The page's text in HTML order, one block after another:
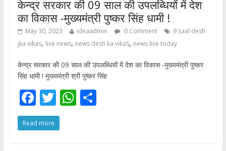
केन्द्र सरकार की 09 साल की उपलब्धियों में देश
का विकास -मुख्यमंत्री पुष्कर सिंह धामी !
May 30, 2023 ideaadmin 0 Comment
9 saal desh
jka vikas, live news, news desh ka vikaS, news live today
केन्द्र सरकार की 09 साल की उपलब्धियों में देश का विकास -मुख्यमंत्री पुष्कर
सिंह धामी ! मुख्यमंत्री श्री पुष्कर सिंह
F
ac
e
T
w
itt
W S
Read more